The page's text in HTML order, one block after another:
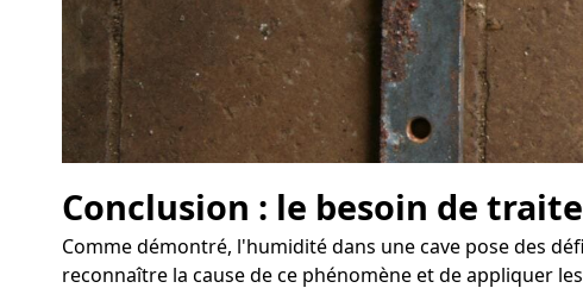
Conclusion : le besoin de
Comme démontré, l'humidité dans une cave pose des
reconnaître la cause de ce phénomène et de appliquer